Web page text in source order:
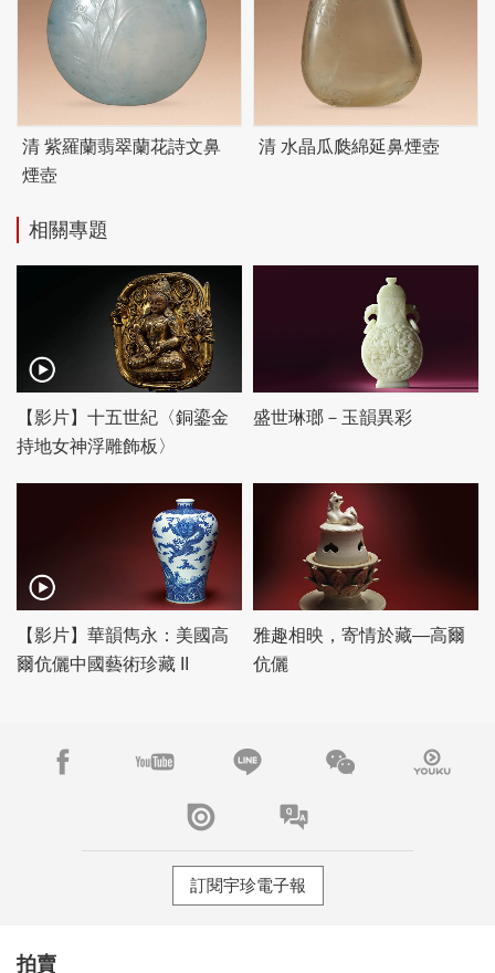
清 紫羅蘭翡翠蘭花詩文鼻
煙壺
清 水晶瓜瓞綿延鼻煙壺
相關專題
【影片】十五世紀〈銅鎏金
持地女神浮雕飾板〉
盛世琳瑯－玉韻異彩
【影片】華韻雋永：美國高
爾伉儷中國藝術珍藏 II
雅趣相映，寄情於藏—高爾
伉儷
訂閱宇珍電子報
拍賣